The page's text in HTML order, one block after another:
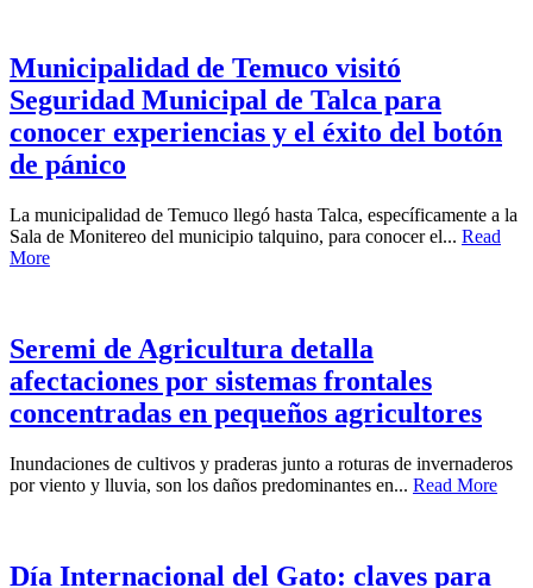
Municipalidad de Temuco visitó
Seguridad Municipal de Talca para
conocer experiencias y el éxito del botón
de pánico
La municipalidad de Temuco llegó hasta Talca, específicamente a la
Sala de Monitereo del municipio talquino, para conocer el... Read
More
Seremi de Agricultura detalla
afectaciones por sistemas frontales
concentradas en pequeños agricultores
Inundaciones de cultivos y praderas junto a roturas de invernaderos
por viento y lluvia, son los daños predominantes en... Read More
Día Internacional del Gato: claves para